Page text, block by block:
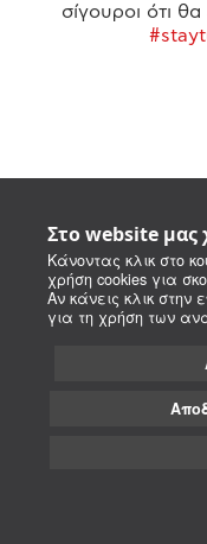
Στο website μας
Κάνοντας κλικ στο
χρήση cookies για
Αν κάνεις κλικ στην
για τη χρήση των
σίγουροι ότι